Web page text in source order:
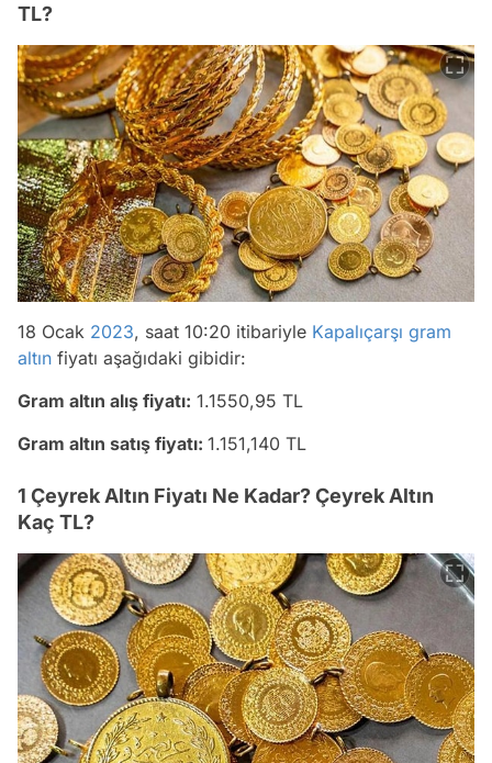
TL?
18 Ocak 2023, saat 10:20 itibariyle Kapalıçarşı gram
altın fiyatı aşağıdaki gibidir:
Gram altın alış fiyatı: 1.1550,95 TL
Gram altın satış fiyatı: 1.151,140 TL
1 Çeyrek Altın Fiyatı Ne Kadar? Çeyrek Altın
Kaç TL?